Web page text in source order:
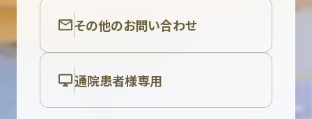
その他のお問い合わせ
通院患者様専用